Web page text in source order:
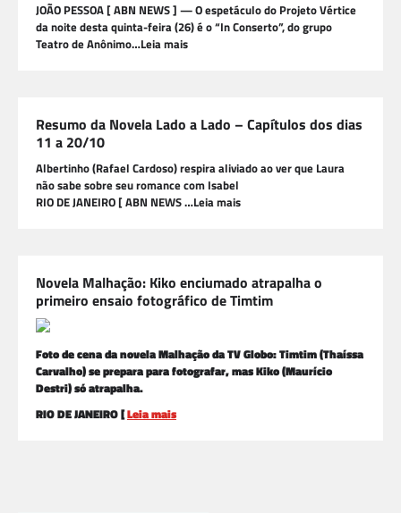
JOÃO PESSOA [ ABN NEWS ] — O espetáculo do Projeto Vértice
da noite desta quinta-feira (26) é o “In Conserto”, do grupo
Teatro de Anônimo…Leia mais
Resumo da Novela Lado a Lado – Capítulos dos dias
11 a 20/10
Albertinho (Rafael Cardoso) respira aliviado ao ver que Laura
não sabe sobre seu romance com Isabel
RIO DE JANEIRO [ ABN NEWS …Leia mais
Novela Malhação: Kiko enciumado atrapalha o
primeiro ensaio fotográfico de Timtim
Foto de cena da novela Malhação da TV Globo: Timtim (Thaíssa
Carvalho) se prepara para fotografar, mas Kiko (Maurício
Destri) só atrapalha.
RIO DE JANEIRO [Leia mais